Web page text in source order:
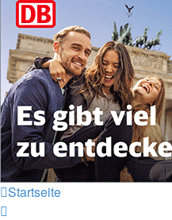
Startseite